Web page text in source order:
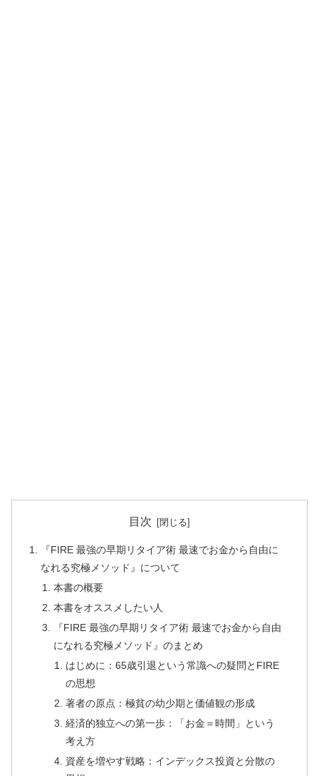
目次
『FIRE 最強の早期リタイア術 最速でお金から自由に
なれる究極メソッド』について
本書の概要
本書をオススメしたい人
『FIRE 最強の早期リタイア術 最速でお金から自由
になれる究極メソッド』のまとめ
はじめに：65歳引退という常識への疑問とFIRE
の思想
著者の原点：極貧の幼少期と価値観の形成
経済的独立への第一歩：「お金＝時間」という
考え方
資産を増やす戦略：インデックス投資と分散の